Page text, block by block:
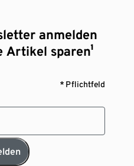
anmelden
Artikel sparen¹
* Pflichtfeld